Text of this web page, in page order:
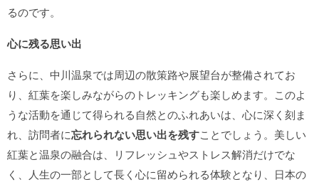
るのです。
心に残る思い出
さらに、中川温泉では周辺の散策路や展望台が整備されてお
り、紅葉を楽しみながらのトレッキングも楽しめます。このよ
うな活動を通じて得られる自然とのふれあいは、心に深く刻ま
れ、訪問者に忘れられない思い出を残すことでしょう。美しい
紅葉と温泉の融合は、リフレッシュやストレス解消だけでな
く、人生の一部として長く心に留められる体験となり、日本の